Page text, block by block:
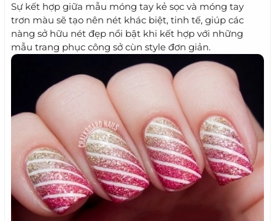
Sự kết hợp giữa mẫu móng tay kẻ sọc và móng tay
trơn màu sẽ tạo nên nét khác biệt, tinh tế, giúp các
nàng sở hữu nét đẹp nổi bật khi kết hợp với những
mẫu trang phục công sở cùn style đơn giản.